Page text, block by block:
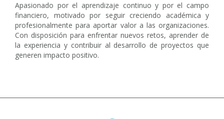
Apasionado por el aprendizaje continuo y por el campo
financiero, motivado por seguir creciendo académica y
profesionalmente para aportar valor a las organizaciones.
Con disposición para enfrentar nuevos retos, aprender de
la experiencia y contribuir al desarrollo de proyectos que
generen impacto positivo.